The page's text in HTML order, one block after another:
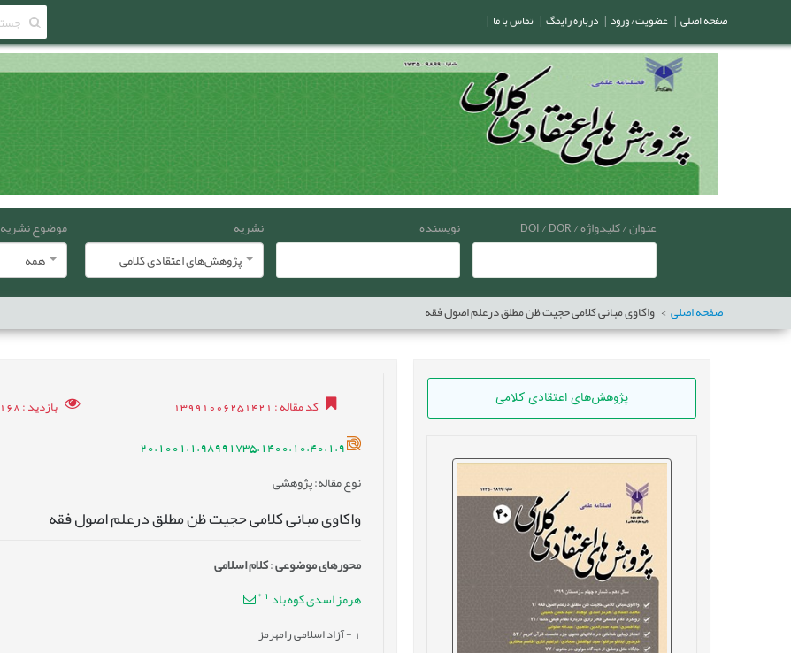
عنوان / کلیدواژه / DOI / DOR نویسنده
نشریه
پژوهش‌های اعتقادی کلامی
موضوع نشریه
همه
صفحه اصلی واکاوی مبانی کلامی حجیت ظن مطلق درعلم اصول فقه
پژوهش‌های اعتقادی کلامی کد مقاله: 13991006251421 بازدید: 12168
20.1001.1.98991735.1400.10.40.1.9
نوع مقاله: پژوهشی
واکاوی مبانی کلامی حجیت ظن مطلق درعلم اصول فقه
محورهای موضوعی:کلام اسلامی
هرمز اسدی کوه باد 1
*
1 - آزاد اسلامی رامهرمز
صفحه اصلی | عضویت/ ورود | درباره رایمگ | تماس با ما |